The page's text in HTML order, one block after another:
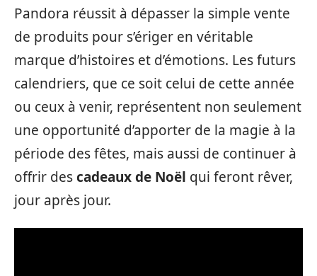
Pandora réussit à dépasser la simple vente
de produits pour s’ériger en véritable
marque d’histoires et d’émotions. Les futurs
calendriers, que ce soit celui de cette année
ou ceux à venir, représentent non seulement
une opportunité d’apporter de la magie à la
période des fêtes, mais aussi de continuer à
offrir descadeaux de Noël qui feront rêver,
jour après jour.